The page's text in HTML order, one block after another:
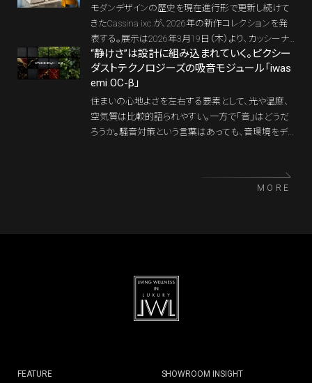
出す芳醇な香り。そして、宮殿装飾から着想したガラ
スホルダー「ヴァレンティノ レ ブジョワール」が、香り
を“アートオブジェ”へと昇華させる。香りとデザインの
二重奏で空間をラグジュアリーに彩る、新たなホーム
フレグランスの到達点だ。
モダンデザインの歴史を現在進行形で更新し続けて
きたCassina ixc.が、2026年の新作コレクションを発
表する。展示は2026年3月19日（木）より、カッシーナ・
イクスシー青山本店にてスタートする。名作の再解釈
から次世代デザインの提案まで、Cassinaの思想を多
角的に体感できる内容となる。
“静けさ”は設計に組み込まれていく。ピクシー
ダストテクノロジーズの吸音モジュール「iwas
emi OC-β」
住まいの心地よさを左右する要素として、光や温度、
空気質は比較的語られやすい。一方で「音」はどうだ
ろうか。騒音対策という言葉はあっても、音環境をデ
したのが、新しい音響制御モジュール「iwasemi OC-
β」。“後で貼るもの”だった吸音材を、“あらかじめ空間
MORE
FEATURE SHOWROOM INSIGHT